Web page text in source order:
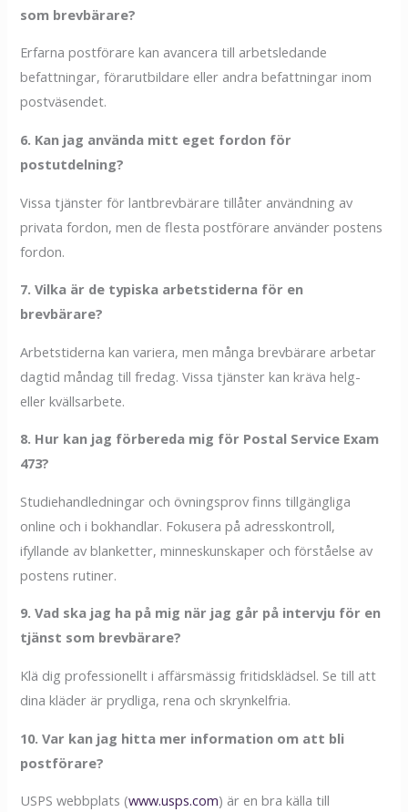
som brevbärare?
Erfarna postförare kan avancera till arbetsledande
befattningar, förarutbildare eller andra befattningar inom
postväsendet.
6. Kan jag använda mitt eget fordon för
postutdelning?
Vissa tjänster för lantbrevbärare tillåter användning av
privata fordon, men de flesta postförare använder postens
fordon.
7. Vilka är de typiska arbetstiderna för en
brevbärare?
Arbetstiderna kan variera, men många brevbärare arbetar
dagtid måndag till fredag. Vissa tjänster kan kräva helg-
eller kvällsarbete.
8. Hur kan jag förbereda mig för Postal Service Exam
473?
Studiehandledningar och övningsprov finns tillgängliga
online och i bokhandlar. Fokusera på adresskontroll,
ifyllande av blanketter, minneskunskaper och förståelse av
postens rutiner.
9. Vad ska jag ha på mig när jag går på intervju för en
tjänst som brevbärare?
Klä dig professionellt i affärsmässig fritidsklädsel. Se till att
dina kläder är prydliga, rena och skrynkelfria.
10. Var kan jag hitta mer information om att bli
postförare?
USPS webbplats (www.usps.com) är en bra källa till